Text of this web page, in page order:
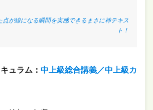
点が線になる瞬間を実感できるまさに神テキス
ト！
ュラム： 中上級総合講義／中上級カ